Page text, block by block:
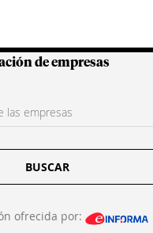
Colombianas
de empresas
BUSCAR
ofrecida por: